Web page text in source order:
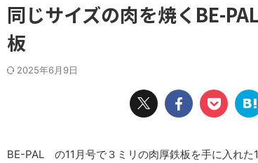
同じサイズの肉を焼くBE-
板
2025年6月9日
BE-PAL の11月号で３ミリの肉厚鉄板を手に入れ